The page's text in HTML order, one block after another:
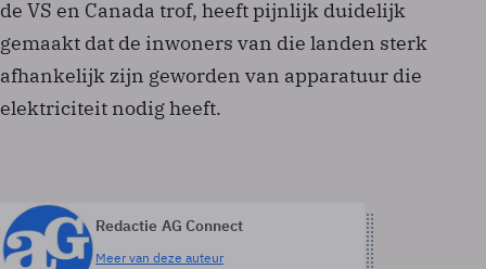
de VS en Canada trof, heeft pijnlijk duidelijk
gemaakt dat de inwoners van die landen sterk
afhankelijk zijn geworden van apparatuur die
elektriciteit nodig heeft.
Redactie AG Connect
Meer van deze auteur